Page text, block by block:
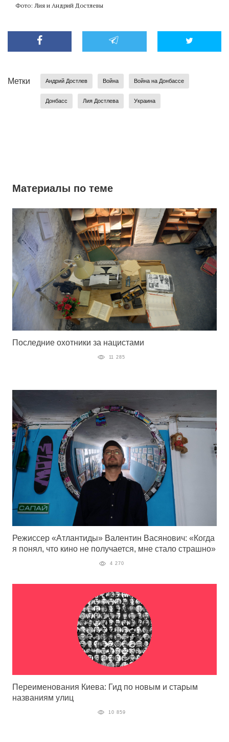
Фото: Лия и Андрий Достлевы
Метки Андрий Достлев Война Война на Донбассе
Донбасс Лия Достлева Украина
Материалы по теме
Последние охотники за нацистами
11 285
Режиссер «Атлантиды» Валентин Васянович: «Когда
я понял, что кино не получается, мне стало страшно»
4 270
Переименования Киева: Гид по новым и старым
названиям улиц
10 859